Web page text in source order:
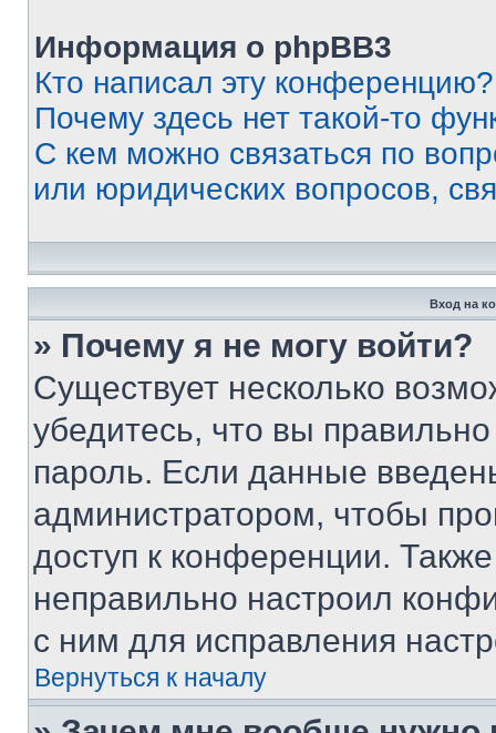
Информация о phpBB3
Кто написал эту конференцию?
Почему здесь нет такой-то
С кем можно связаться по
или юридических вопросов,
Вход на
» Почему я не могу войти?
Существует несколько
убедитесь, что вы
пароль. Если данные
администратором, чтобы
доступ к конференции.
неправильно настроил
с ним для исправления
Вернуться к началу